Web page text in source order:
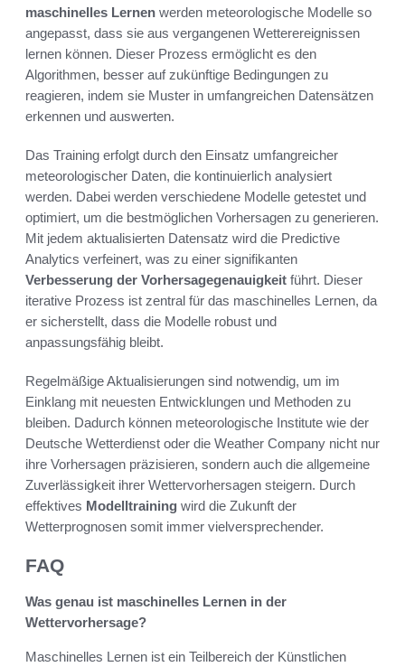
maschinelles Lernen werden meteorologische Modelle so
angepasst, dass sie aus vergangenen Wetterereignissen
lernen können. Dieser Prozess ermöglicht es den
Algorithmen, besser auf zukünftige Bedingungen zu
reagieren, indem sie Muster in umfangreichen Datensätzen
erkennen und auswerten.
Das Training erfolgt durch den Einsatz umfangreicher
meteorologischer Daten, die kontinuierlich analysiert
werden. Dabei werden verschiedene Modelle getestet und
optimiert, um die bestmöglichen Vorhersagen zu generieren.
Mit jedem aktualisierten Datensatz wird die Predictive
Analytics verfeinert, was zu einer signifikanten
Verbesserung der Vorhersagegenauigkeit führt. Dieser
iterative Prozess ist zentral für das maschinelles Lernen, da
er sicherstellt, dass die Modelle robust und
anpassungsfähig bleibt.
Regelmäßige Aktualisierungen sind notwendig, um im
Einklang mit neuesten Entwicklungen und Methoden zu
bleiben. Dadurch können meteorologische Institute wie der
Deutsche Wetterdienst oder die Weather Company nicht nur
ihre Vorhersagen präzisieren, sondern auch die allgemeine
Zuverlässigkeit ihrer Wettervorhersagen steigern. Durch
effektives Modelltraining wird die Zukunft der
Wetterprognosen somit immer vielversprechender.
FAQ
Was genau ist maschinelles Lernen in der
Wettervorhersage?
Maschinelles Lernen ist ein Teilbereich der Künstlichen